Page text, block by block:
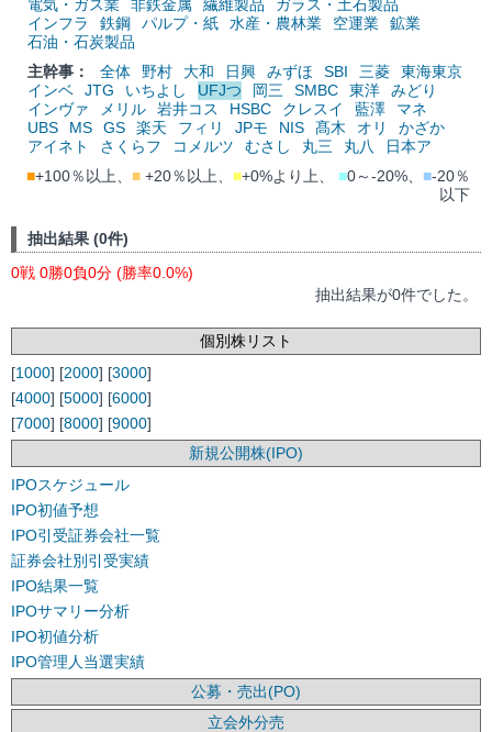
電気・ガス業
非鉄金属 繊維製品
ガラス・土石製品
インフラ
鉄鋼 パルプ・紙 水産・農林業 空運業
鉱業
石油・石炭製品
主幹事：
全体 野村 大和 日興 みずほ SBI 三菱
東海東京
インベ
JTG いちよし UFJつ 岡三 SMBC 東洋
みどり
インヴァ
メリル 岩井コス HSBC クレスイ 藍澤
マネ
UBS
MS GS 楽天 フィリ JPモ NIS 髙木 オリ
かざか
アイネト
さくらフ コメルツ むさし 丸三 丸八
日本ア
■+100％以上、 ■ +20％以上、 ■+0%より上、 ■0～-20%、 ■-20％
以下
抽出結果 (0件)
0戦 0勝0負0分 (勝率0.0%)
抽出結果が0件でした。
個別株リスト
[1000] [2000] [3000]
[4000] [5000] [6000]
[7000] [8000] [9000]
新規公開株(IPO)
IPOスケジュール
IPO初値予想
IPO引受証券会社一覧
証券会社別引受実績
IPO結果一覧
IPOサマリー分析
IPO初値分析
IPO管理人当選実績
公募・売出(PO)
立会外分売